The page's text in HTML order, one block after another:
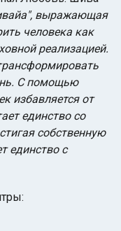
выражающая
человека как
реализацией.
С помощью
избавляется от
единство со
собственную
единство с